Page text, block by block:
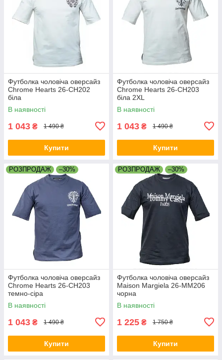
Футболка чоловіча оверсайз
Chrome Hearts 26-CH202
біла
В наявності
1 043 ₴ 1 490 ₴
Купити
Футболка чоловіча оверсайз
Chrome Hearts 26-CH203
біла 2XL
В наявності
1 043 ₴ 1 490 ₴
Купити
РОЗПРОДАЖ –30%
Футболка чоловіча оверсайз
Chrome Hearts 26-CH203
темно-сіра
В наявності
1 043 ₴ 1 490 ₴
Купити
РОЗПРОДАЖ –30%
Футболка чоловіча оверсайз
Maison Margiela 26-MM206
чорна
В наявності
1 225 ₴ 1 750 ₴
Купити